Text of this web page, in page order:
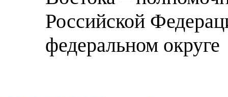
Российской
федеральном округе